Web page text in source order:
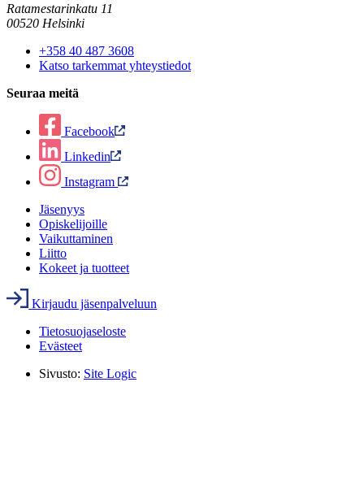
Ratamestarinkatu 11
00520 Helsinki
+358 40 487 3608
Katso tarkemmat yhteystiedot
Seuraa meitä
Facebook
Linkedin
Instagram
Jäsenyys
Opiskelijoille
Vaikuttaminen
Liitto
Kokeet ja tuotteet
Kirjaudu jäsenpalveluun
Tietosuojaseloste
Evästeet
Sivusto: Site Logic